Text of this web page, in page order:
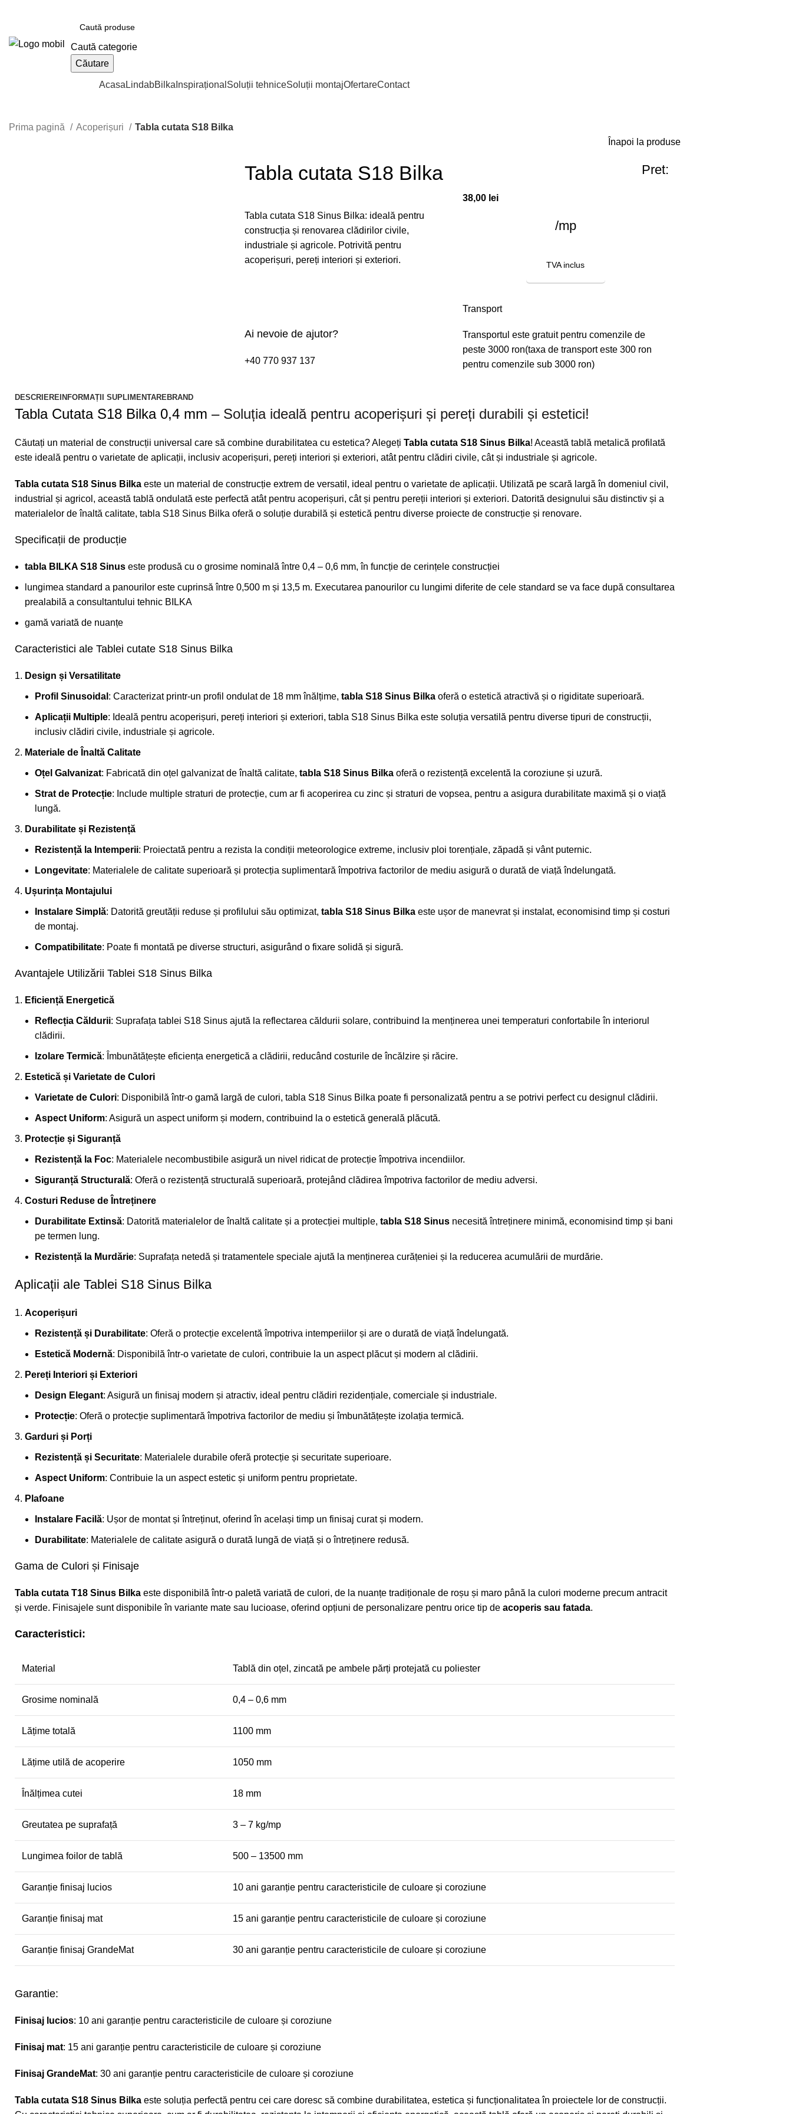
Caută categorie
Căutare
Acasa LindabBilka Inspirațional Soluții tehniceSoluții montajOfertareContact
Prima pagină Acoperișuri
Tabla cutata S18 Bilka
Înapoi la produse
Tabla cutata S18 Bilka
Tabla cutata S18 Sinus Bilka: ideală pentru
construcția și renovarea clădirilor civile,
industriale și agricole. Potrivită pentru
acoperișuri, pereți interiori și exteriori.
Pret:
38,00 lei
/mp
TVA inclus
COMANDĂ ACUM
Ai nevoie de ajutor?
+40 770 937 137
Transport
Transportul este gratuit pentru comenzile de
peste 3000 ron(taxa de transport este 300 ron
pentru comenzile sub 3000 ron)
DESCRIERE INFORMAȚII SUPLIMENTAREBRAND
Tabla Cutata S18 Bilka 0,4 mm – Soluția ideală pentru acoperișuri și pereți durabili și estetici!
Căutați un material de construcții universal care să combine durabilitatea cu estetica? Alegeți Tabla cutata S18 Sinus Bilka! Această tablă metalică profilată
este ideală pentru o varietate de aplicații, inclusiv acoperișuri, pereți interiori și exteriori, atât pentru clădiri civile, cât și industriale și agricole.
Tabla cutata S18 Sinus Bilka este un material de construcție extrem de versatil, ideal pentru o varietate de aplicații. Utilizată pe scară largă în domeniul civil,
industrial și agricol, această tablă ondulată este perfectă atât pentru acoperișuri, cât și pentru pereții interiori și exteriori. Datorită designului său distinctiv și a
materialelor de înaltă calitate, tabla S18 Sinus Bilka oferă o soluție durabilă și estetică pentru diverse proiecte de construcție și renovare.
Specificații de producție
tabla BILKA S18 Sinus este produsă cu o grosime nominală între 0,4 – 0,6 mm, în funcție de cerințele construcției
lungimea standard a panourilor este cuprinsă între 0,500 m și 13,5 m. Executarea panourilor cu lungimi diferite de cele standard se va face după consultarea
prealabilă a consultantului tehnic BILKA
gamă variată de nuanțe
Caracteristici ale Tablei cutate S18 Sinus Bilka
Design și Versatilitate
Profil Sinusoidal : Caracterizat printr-un profil ondulat de 18 mm înălțime, tabla S18 Sinus Bilka oferă o estetică atractivă și o rigiditate superioară.
Aplicații Multiple: Ideală pentru acoperișuri, pereți interiori și exteriori, tabla S18 Sinus Bilka este soluția versatilă pentru diverse tipuri de construcții,
inclusiv clădiri civile, industriale și agricole.
Materiale de Înaltă Calitate
Oțel Galvanizat: Fabricată din oțel galvanizat de înaltă calitate, tabla S18 Sinus Bilka oferă o rezistență excelentă la coroziune și uzură.
Strat de Protecție: Include multiple straturi de protecție, cum ar fi acoperirea cu zinc și straturi de vopsea, pentru a asigura durabilitate maximă și o viață
lungă.
Durabilitate și Rezistență
Rezistență la Intemperii: Proiectată pentru a rezista la condiții meteorologice extreme, inclusiv ploi torențiale, zăpadă și vânt puternic.
Longevitate: Materialele de calitate superioară și protecția suplimentară împotriva factorilor de mediu asigură o durată de viață îndelungată.
Ușurința Montajului
Instalare Simplă: Datorită greutății reduse și profilului său optimizat, tabla S18 Sinus Bilka este ușor de manevrat și instalat, economisind timp și costuri
de montaj.
Compatibilitate: Poate fi montată pe diverse structuri, asigurând o fixare solidă și sigură.
Avantajele Utilizării Tablei S18 Sinus Bilka
Eficiență Energetică
Reflecția Căldurii: Suprafața tablei S18 Sinus ajută la reflectarea căldurii solare, contribuind la menținerea unei temperaturi confortabile în interiorul
clădirii.
Izolare Termică: Îmbunătățește eficiența energetică a clădirii, reducând costurile de încălzire și răcire.
Estetică și Varietate de Culori
Varietate de Culori: Disponibilă într-o gamă largă de culori, tabla S18 Sinus Bilka poate fi personalizată pentru a se potrivi perfect cu designul clădirii.
Aspect Uniform: Asigură un aspect uniform și modern, contribuind la o estetică generală plăcută.
Protecție și Siguranță
Rezistență la Foc: Materialele necombustibile asigură un nivel ridicat de protecție împotriva incendiilor.
Siguranță Structurală: Oferă o rezistență structurală superioară, protejând clădirea împotriva factorilor de mediu adversi.
Costuri Reduse de Întreținere
Durabilitate Extinsă: Datorită materialelor de înaltă calitate și a protecției multiple, tabla S18 Sinus necesită întreținere minimă, economisind timp și bani
pe termen lung.
Rezistență la Murdărie: Suprafața netedă și tratamentele speciale ajută la menținerea curățeniei și la reducerea acumulării de murdărie.
Aplicații ale Tablei S18 Sinus Bilka
Acoperișuri
Rezistență și Durabilitate: Oferă o protecție excelentă împotriva intemperiilor și are o durată de viață îndelungată.
Estetică Modernă: Disponibilă într-o varietate de culori, contribuie la un aspect plăcut și modern al clădirii.
Pereți Interiori și Exteriori
Design Elegant: Asigură un finisaj modern și atractiv, ideal pentru clădiri rezidențiale, comerciale și industriale.
Protecție: Oferă o protecție suplimentară împotriva factorilor de mediu și îmbunătățește izolația termică.
Garduri și Porți
Rezistență și Securitate: Materialele durabile oferă protecție și securitate superioare.
Aspect Uniform: Contribuie la un aspect estetic și uniform pentru proprietate.
Plafoane
Instalare Facilă: Ușor de montat și întreținut, oferind în același timp un finisaj curat și modern.
Durabilitate: Materialele de calitate asigură o durată lungă de viață și o întreținere redusă.
Gama de Culori și Finisaje
Tabla cutata T18 Sinus Bilka este disponibilă într-o paletă variată de culori, de la nuanțe tradiționale de roșu și maro până la culori moderne precum antracit
și verde. Finisajele sunt disponibile în variante mate sau lucioase, oferind opțiuni de personalizare pentru orice tip de acoperis sau fatada.
Caracteristici:
Material Tablă din oțel, zincată pe ambele părți protejată cu poliester
Grosime nominală 0,4 – 0,6 mm
Lățime totală 1100 mm
Lățime utilă de acoperire 1050 mm
Înălțimea cutei 18 mm
Greutatea pe suprafață 3 – 7 kg/mp
Lungimea foilor de tablă 500 – 13500 mm
Garanție finisaj lucios 10 ani garanție pentru caracteristicile de culoare și coroziune
Garanție finisaj mat 15 ani garanție pentru caracteristicile de culoare și coroziune
Garanție finisaj GrandeMat 30 ani garanție pentru caracteristicile de culoare și coroziune
Garantie:
Finisaj lucios: 10 ani garanție pentru caracteristicile de culoare și coroziune
Finisaj mat: 15 ani garanție pentru caracteristicile de culoare și coroziune
Finisaj GrandeMat: 30 ani garanție pentru caracteristicile de culoare și coroziune
Tabla cutata S18 Sinus Bilka este soluția perfectă pentru cei care doresc să combine durabilitatea, estetica și funcționalitatea în proiectele lor de construcții.